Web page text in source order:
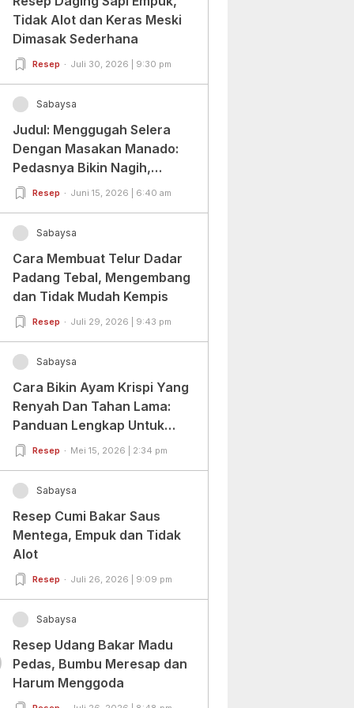
Tidak Alot dan Keras Meski
Dimasak Sederhana
Resep Juli 30, 2026 | 9:30 pm
Sabaysa
Judul: Menggugah Selera
Dengan Masakan Manado:
Pedasnya Bikin Nagih,
Ragamnya Bikin Ketagihan!
Resep Juni 15, 2026 | 6:40 am
Sabaysa
Cara Membuat Telur Dadar
Padang Tebal, Mengembang
dan Tidak Mudah Kempis
Resep Juli 29, 2026 | 9:43 pm
Sabaysa
Cara Bikin Ayam Krispi Yang
Renyah Dan Tahan Lama:
Panduan Lengkap Untuk
Pemula Dan Profesional
Resep Mei 15, 2026 | 2:34 pm
Sabaysa
Resep Cumi Bakar Saus
Mentega, Empuk dan Tidak
Alot
Resep Juli 26, 2026 | 9:09 pm
Sabaysa
Resep Udang Bakar Madu
Pedas, Bumbu Meresap dan
Harum Menggoda